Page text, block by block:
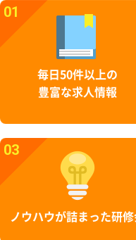
01
毎日50件以上の
豊富な求人情報
03
ノウハウが詰まった研修